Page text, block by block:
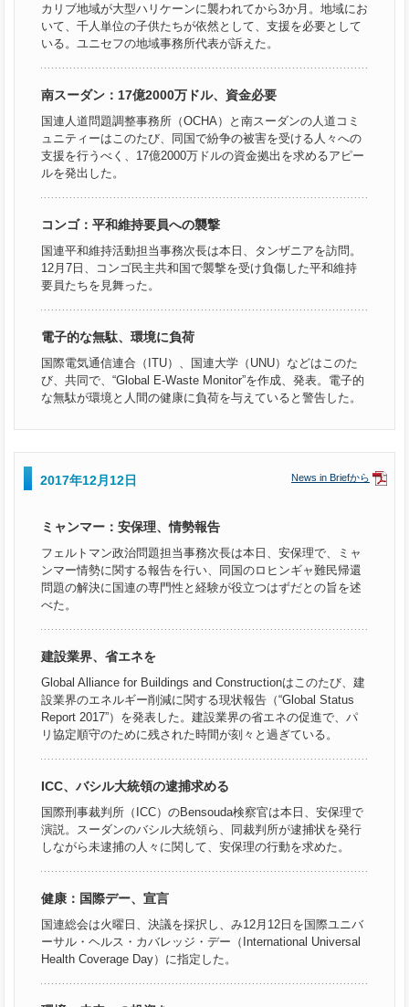
カリブ地域が大型ハリケーンに襲われてから3か月。地域にお
いて、千人単位の子供たちが依然として、支援を必要として
いる。ユニセフの地域事務所代表が訴えた。
南スーダン：17億2000万ドル、資金必要
国連人道問題調整事務所（OCHA）と南スーダンの人道コミ
ュニティーはこのたび、同国で紛争の被害を受ける人々への
支援を行うべく、17億2000万ドルの資金拠出を求めるアピー
ルを発出した。
コンゴ：平和維持要員への襲撃
国連平和維持活動担当事務次長は本日、タンザニアを訪問。
12月7日、コンゴ民主共和国で襲撃を受け負傷した平和維持
要員たちを見舞った。
電子的な無駄、環境に負荷
国際電気通信連合（ITU）、国連大学（UNU）などはこのた
び、共同で、“Global E-Waste Monitor”を作成、発表。電子的
な無駄が環境と人間の健康に負荷を与えていると警告した。
2017年12月12日 News in Briefから
ミャンマー：安保理、情勢報告
フェルトマン政治問題担当事務次長は本日、安保理で、ミャ
ンマー情勢に関する報告を行い、同国のロヒンギャ難民帰還
問題の解決に国連の専門性と経験が役立つはずだとの旨を述
べた。
建設業界、省エネを
Global Alliance for Buildings and Constructionはこのたび、建
設業界のエネルギー削減に関する現状報告（“Global Status
Report 2017”）を発表した。建設業界の省エネの促進で、パ
リ協定順守のために残された時間が刻々と過ぎている。
ICC、バシル大統領の逮捕求める
国際刑事裁判所（ICC）のBensouda検察官は本日、安保理で
演説。スーダンのバシル大統領ら、同裁判所が逮捕状を発行
しながら未逮捕の人々に関して、安保理の行動を求めた。
健康：国際デー、宣言
国連総会は火曜日、決議を採択し、み12月12日を国際ユニバ
ーサル・ヘルス・カバレッジ・デー（International Universal
Health Coverage Day）に指定した。